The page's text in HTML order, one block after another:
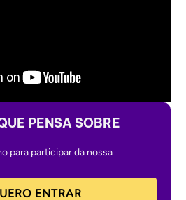
PENSA SOBRE
para participar da nossa
ENTRAR